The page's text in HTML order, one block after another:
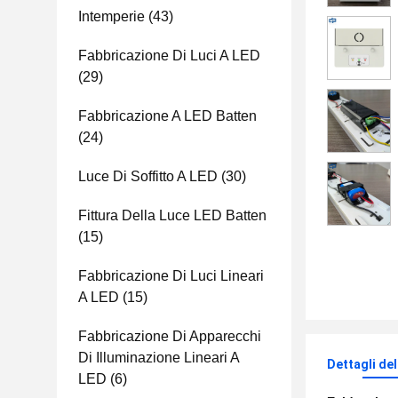
Intemperie (43)
Fabbricazione Di Luci A LED
(29)
Fabbricazione A LED Batten
(24)
Luce Di Soffitto A LED (30)
Fittura Della Luce LED Batten
(15)
Fabbricazione Di Luci Lineari
A LED (15)
Fabbricazione Di Apparecchi
Di Illuminazione Lineari A
LED (6)
Dettagli